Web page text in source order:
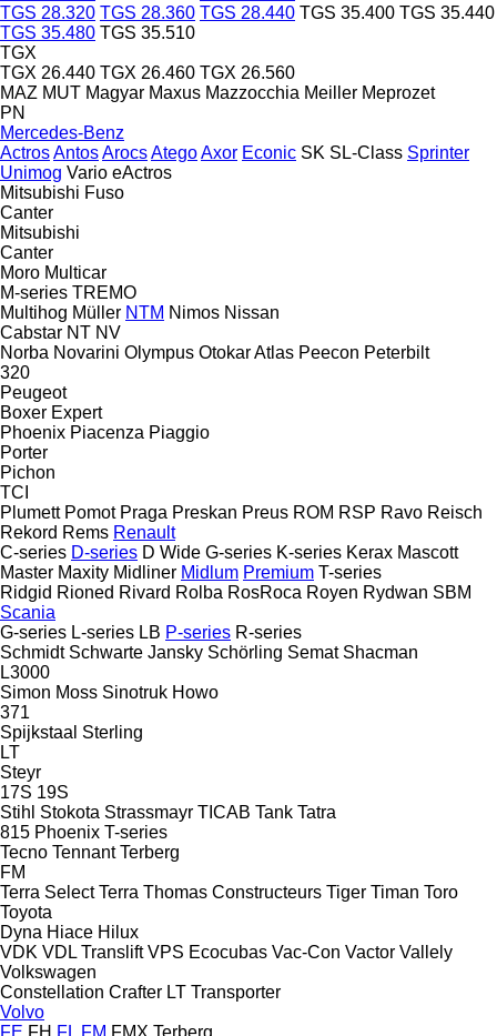
TGS 28.320 TGS 28.360 TGS 28.440 TGS 35.400 TGS 35.440
TGS 35.480 TGS 35.510
TGX
TGX 26.440 TGX 26.460 TGX 26.560
MAZ MUT Magyar Maxus Mazzocchia Meiller Meprozet
PN
Mercedes-Benz
ActrosAntosArocsAtegoAxor Econic SK SL-Class Sprinter
Unimog Vario eActros
Mitsubishi Fuso
Canter
Mitsubishi
Canter
Moro Multicar
M-series TREMO
Multihog Müller NTM Nimos Nissan
Cabstar NT NV
Norba Novarini Olympus Otokar Atlas Peecon Peterbilt
320
Peugeot
Boxer Expert
Phoenix Piacenza Piaggio
Porter
Pichon
TCI
Plumett Pomot Praga Preskan Preus ROM RSP Ravo Reisch
Rekord Rems Renault
C-series D-series D Wide G-series K-series Kerax Mascott
Master Maxity Midliner Midlum Premium T-series
Ridgid Rioned Rivard Rolba RosRoca Royen Rydwan SBM
Scania
G-series L-series LB P-series R-series
Schmidt Schwarte Jansky Schörling Semat Shacman
L3000
Simon Moss Sinotruk Howo
371
Spijkstaal Sterling
LT
Steyr
17S 19S
Stihl Stokota Strassmayr TICAB Tank Tatra
815 Phoenix T-series
Tecno Tennant Terberg
FM
Terra Select Terra Thomas Constructeurs Tiger Timan Toro
Toyota
Dyna Hiace Hilux
VDK VDL Translift VPS Ecocubas Vac-Con Vactor Vallely
Volkswagen
Constellation Crafter LT Transporter
Volvo
FE FH FL FM FMX Terberg